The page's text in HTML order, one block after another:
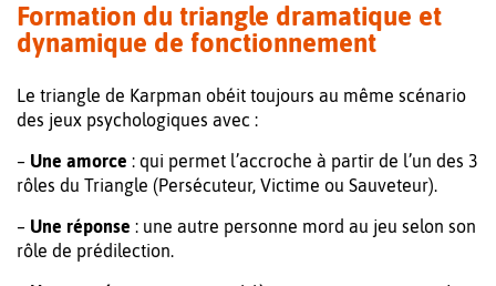
Formation du triangle dramatique et
dynamique de fonctionnement
Le triangle de Karpman obéit toujours au même scénario
des jeux psychologiques avec :
– Une amorce : qui permet l’accroche à partir de l’un des 3
rôles du Triangle (Persécuteur, Victime ou Sauveteur).
– Une réponse : une autre personne mord au jeu selon son
rôle de prédilection.